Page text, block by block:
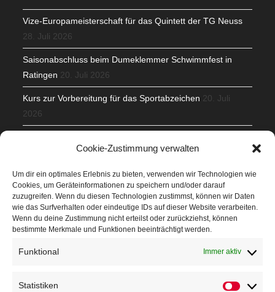
Cookie-Zustimmung verwalten
Um dir ein optimales Erlebnis zu bieten, verwenden wir Technologien wie
Cookies, um Geräteinformationen zu speichern und/oder darauf
zuzugreifen. Wenn du diesen Technologien zustimmst, können wir Daten
wie das Surfverhalten oder eindeutige IDs auf dieser Website verarbeiten.
Wenn du deine Zustimmung nicht erteilst oder zurückziehst, können
bestimmte Merkmale und Funktionen beeinträchtigt werden.
Funktional Immer aktiv
Statistiken
Vize-Europameisterschaft für das Quintett der TG Neuss
28. Juli 2026
Saisonabschluss beim Dumeklemmer Schwimmfest in
Ratingen 20. Juli 2026
Kurs zur Vorbereitung für das Sportabzeichen 20. Juli
2026
Veranstaltungen
Höffner Run